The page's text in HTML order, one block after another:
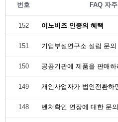
번호 FAQ 자
152 이노비즈 인증의 혜택
151 기업부설연구소 설립 문의
150 공공기관에 제품을 판매하
149 개인사업자가 법인전환하
148 벤처확인 연장에 대한 문의